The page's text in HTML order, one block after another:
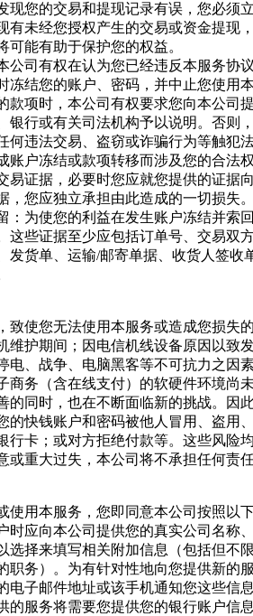
现您的交易和提现记录有误，您必须
有未经您授权产生的交易或资金提
可能有助于保护您的权益。
公司有权在认为您已经违反本服务
冻结您的账户、密码，并中止您使用
款项时，本公司有权要求您向本公司
银行或有关司法机构予以说明。否则
何违法交易、盗窃或诈骗行为等触
账户冻结或款项转移而涉及您的合法
易证据，必要时您应就您提供的证据
，您应独立承担由此造成的一切损失
：为使您的利益在发生账户冻结并
这些证据至少应包括订单号、交易双
发货单、运输/邮寄单据、收货人签收
致使您无法使用本服务或造成您损
维护期间；因电信机线设备原因以致
电、战争、电脑黑客等不可抗力之因
商务（含在线支付）的软硬件环境
的同时，也在不断面临新的挑战。因
的快钱账户和密码被他人冒用、盗用
行卡；或对方拒绝付款等。这些风险
或重大过失，本公司将不承担任何责
使用本服务，您即同意本公司按照以
时应向本公司提供您的真实公司名
选择来填写相关附加信息（包括但不
职务）。为有针对性地向您提供新的
电子邮件地址或该手机通知您这些信
的服务将需要您提供您的银行账户